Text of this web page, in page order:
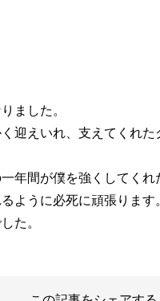
ました。
迎えいれ、支えてくれ
年間が僕を強くしてくれ
ように必死に頑張ります
た。